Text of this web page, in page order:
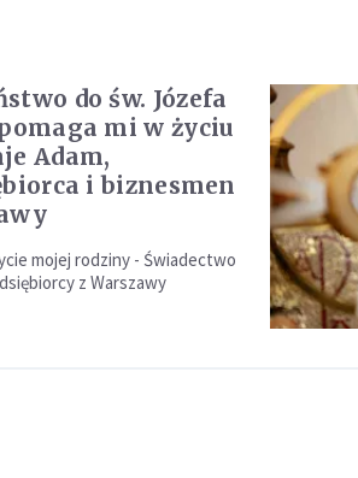
do św. Józefa
mi w życiu
Adam,
i biznesmen
mojej rodziny - Świadectwo
z Warszawy